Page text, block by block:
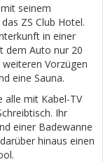
seinem
ZS Club Hotel.
in einer
dem Auto nur 20
weiteren Vorzügen
eine Sauna.
alle mit Kabel-TV
Ihr
einer Badewanne
hinaus einen